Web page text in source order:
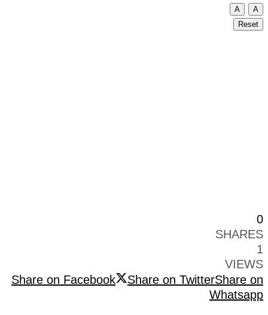
A
A
Reset
0
SHARES
1
VIEWS
Share on Facebook
Share on TwitterShare on
Whatsapp